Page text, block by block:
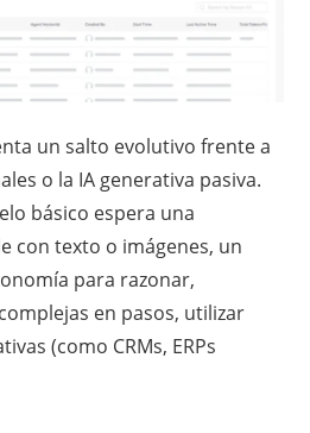
un salto evolutivo frente a
o la IA generativa pasiva.
básico espera una
con texto o imágenes, un
para razonar,
en pasos, utilizar
(como CRMs, ERPs